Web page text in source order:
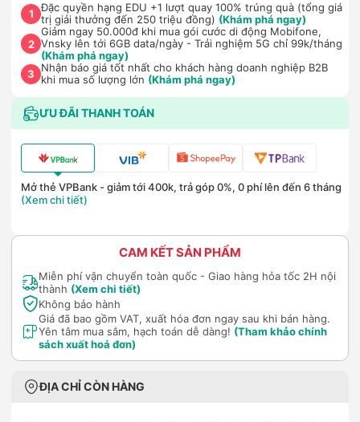
1
Đặc quyền hạng EDU +1 lượt quay 100% trúng quà (tổng giá
trị giải thưởng đến 250 triệu đồng) (Khám phá ngay)
2
Giảm ngay 50.000đ khi mua gói cước di động Mobifone,
Vnsky lên tới 6GB data/ngày - Trải nghiệm 5G chỉ 99k/tháng
(Khám phá ngay)
3
Nhận báo giá tốt nhất cho khách hàng doanh nghiệp B2B
khi mua số lượng lớn (Khám phá ngay)
ƯU ĐÃI THANH TOÁN
Mở thẻ VPBank - giảm tới 400k, trả góp 0%, 0 phí lên đến 6 tháng
(Xem chi tiết)
CAM KẾT SẢN PHẨM
Miễn phí vận chuyển toàn quốc - Giao hàng hỏa tốc 2H nội
thành (Xem chi tiết)
Không bảo hành
Giá đã bao gồm VAT, xuất hóa đơn ngay sau khi bán hàng.
Yên tâm mua sắm, hạch toán dễ dàng! (Tham khảo chính
sách xuất hoá đơn)
ĐỊA CHỈ CÒN HÀNG